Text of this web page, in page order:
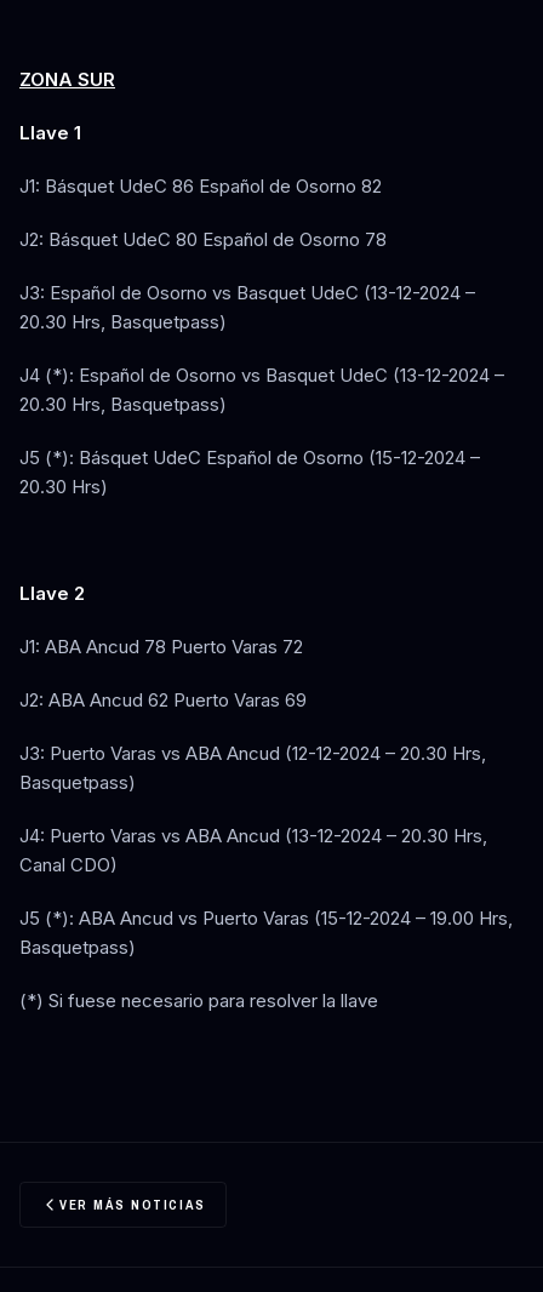
ZONA SUR
Llave 1
J1: Básquet UdeC 86 Español de Osorno 82
J2: Básquet UdeC 80 Español de Osorno 78
J3: Español de Osorno vs Basquet UdeC (13-12-2024 –
20.30 Hrs, Basquetpass)
J4 (*): Español de Osorno vs Basquet UdeC (13-12-2024 –
20.30 Hrs, Basquetpass)
J5 (*): Básquet UdeC Español de Osorno (15-12-2024 –
20.30 Hrs)
Llave 2
J1: ABA Ancud 78 Puerto Varas 72
J2: ABA Ancud 62 Puerto Varas 69
J3: Puerto Varas vs ABA Ancud (12-12-2024 – 20.30 Hrs,
Basquetpass)
J4: Puerto Varas vs ABA Ancud (13-12-2024 – 20.30 Hrs,
Canal CDO)
J5 (*): ABA Ancud vs Puerto Varas (15-12-2024 – 19.00 Hrs,
Basquetpass)
(*) Si fuese necesario para resolver la llave
VER MÁS NOTICIAS